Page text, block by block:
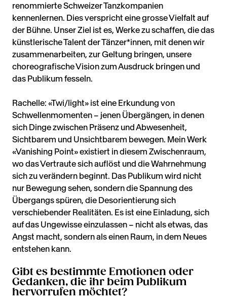
renommierte Schweizer Tanzkompanien
kennenlernen. Dies verspricht eine grosse Vielfalt auf
der Bühne. Unser Ziel ist es, Werke zu schaffen, die das
künstlerische Talent der Tänzer*innen, mit denen wir
zusammenarbeiten, zur Geltung bringen, unsere
choreografische Vision zum Ausdruck bringen und
das Publikum fesseln.
Rachelle: «Twi/light» ist eine Erkundung von
Schwellenmomenten – jenen Übergängen, in denen
sich Dinge zwischen Präsenz und Abwesenheit,
Sichtbarem und Unsichtbarem bewegen. Mein Werk
«Vanishing Point» existiert in diesem Zwischenraum,
wo das Vertraute sich auflöst und die Wahrnehmung
sich zu verändern beginnt. Das Publikum wird nicht
nur Bewegung sehen, sondern die Spannung des
Übergangs spüren, die Desorientierung sich
verschiebender Realitäten. Es ist eine Einladung, sich
auf das Ungewisse einzulassen – nicht als etwas, das
Angst macht, sondern als einen Raum, in dem Neues
entstehen kann.
Gibt es bestimmte Emotionen oder
Gedanken, die ihr beim Publikum
hervorrufen möchtet?